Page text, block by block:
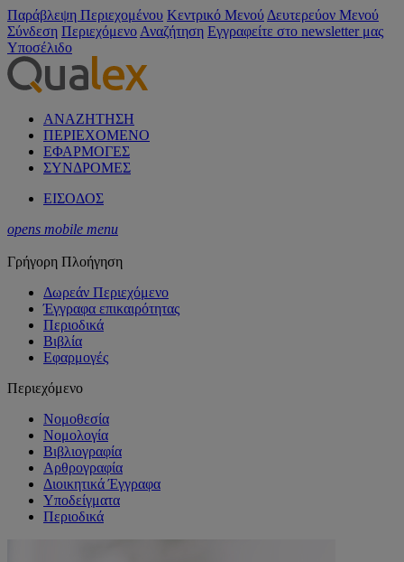
Παράβλεψη Περιεχομένου Κεντρικό Μενού Δευτερεύον Μενού
Σύνδεση Περιεχόμενο Αναζήτηση Εγγραφείτε στο newsletter μας
Υποσέλιδο
ΑΝΑΖΗΤΗΣΗ
ΠΕΡΙΕΧΟΜΕΝΟ
ΕΦΑΡΜΟΓΕΣ
ΣΥΝΔΡΟΜΕΣ
ΕΙΣΟΔΟΣ
opens mobile menu
Γρήγορη Πλοήγηση
Δωρεάν Περιεχόμενο
Έγγραφα επικαιρότητας
Περιοδικά
Βιβλία
Εφαρμογές
Περιεχόμενο
Νομοθεσία
Νομολογία
Βιβλιογραφία
Αρθρογραφία
Διοικητικά Έγγραφα
Υποδείγματα
Περιοδικά